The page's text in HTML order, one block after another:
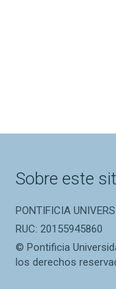
Sobre este
PONTIFICIA
RUC: 20155945860
© Pontificia
los derechos